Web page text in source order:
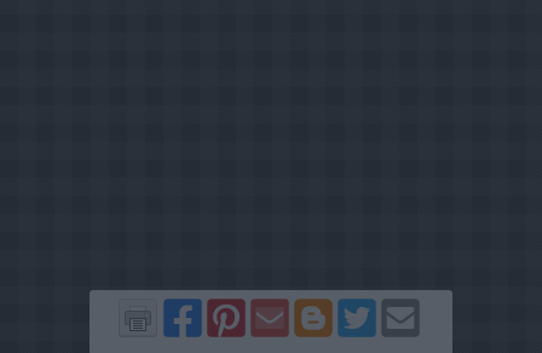
Del
på
Facebook
Del
på
Pinterest
Send
via
GMail
Del
på
Blogger
Del
på
Twitter
Send